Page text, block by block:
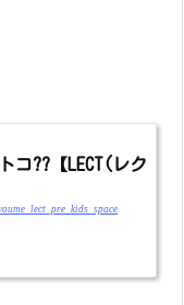
コ??【LECT(レク